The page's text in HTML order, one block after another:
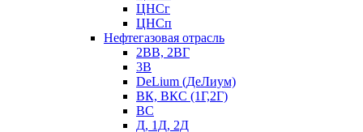
ЦНСг
ЦНСп
Нефтегазовая отрасль
2ВВ, 2ВГ
3В
DeLium (ДеЛиум)
ВК, ВКС (1Г,2Г)
ВС
Д, 1Д, 2Д